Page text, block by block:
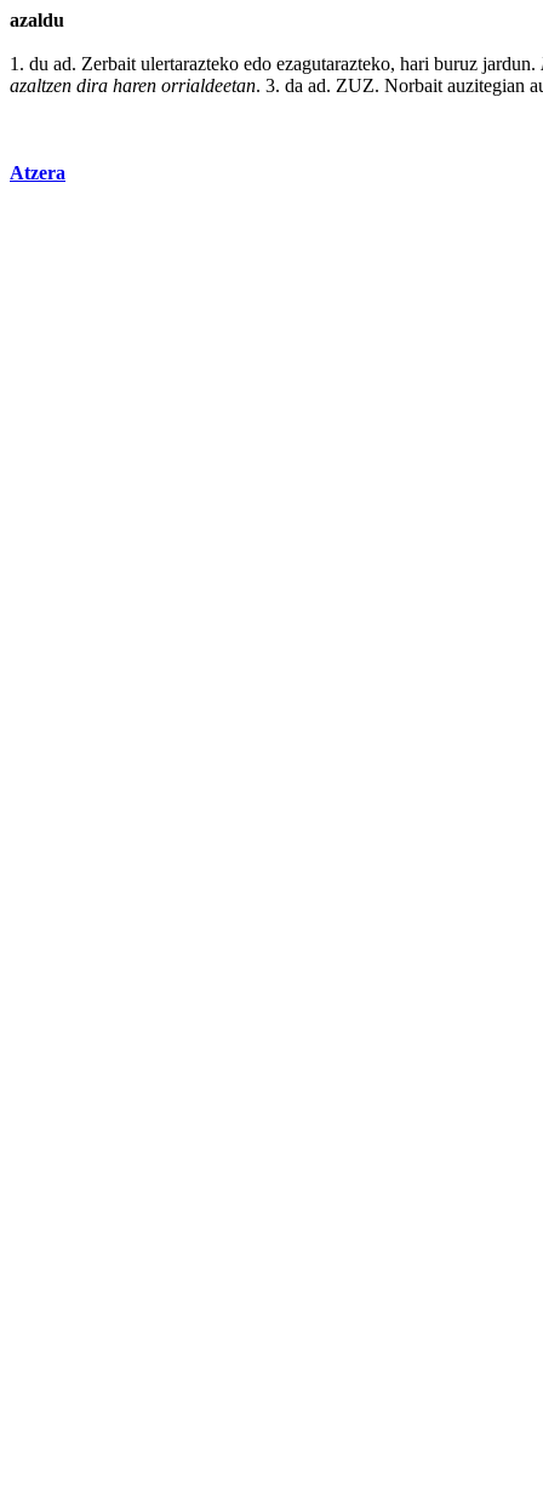
azaldu
1. du ad. Zerbait ulertarazteko edo ezagutarazteko, hari buruz jardun.
azaltzen dira haren orrialdeetan. 3. da ad. ZUZ. Norbait auzitegian
Atzera